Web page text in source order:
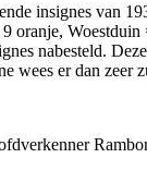
insignes van
oranje,
nabesteld.
wees er dan zeer